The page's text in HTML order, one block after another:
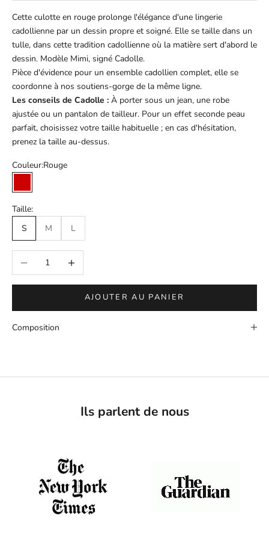
Cette culotte en rouge prolonge l'élégance d'une lingerie
cadollienne par un dessin propre et soigné. Elle se taille dans un
tulle, dans cette tradition cadollienne où la matière sert d'abord le
dessin. Modèle Mimi, signé Cadolle.
Pièce d'évidence pour un ensemble cadollien complet, elle se
coordonne à nos soutiens-gorge de la même ligne.
Les conseils de Cadolle : À porter sous un jean, une robe
ajustée ou un pantalon de tailleur. Pour un effet seconde peau
parfait, choisissez votre taille habituelle ; en cas d'hésitation,
prenez la taille au-dessus.
Couleur:Rouge
Rouge
Taille:
S
M L
Diminuer la quantitéAugmenter la quantité
AJOUTER AU PANIER
Composition
Ils parlent de nous